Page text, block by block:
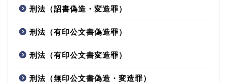
刑法（詔書偽造・変造罪）
刑法（有印公文書偽造罪）
刑法（有印公文書変造罪）
刑法（無印公文書偽造・変造罪）